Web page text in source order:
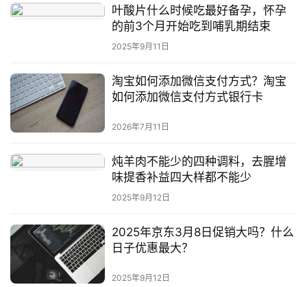
叶酸片什么时候吃最好备孕，怀孕
的前3个月开始吃到哺乳期结束
2025年9月11日
淘宝如何添加微信支付方式？淘宝
如何添加微信支付方式银行卡
2026年7月11日
炖羊肉不能少的四种调料，去腥增
味提香补益四大样都不能少
2025年9月12日
2025年京东3月8日促销大吗？什么
日子优惠最大？
2025年9月12日